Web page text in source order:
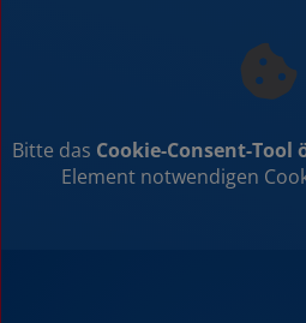
Bitte das Cookie-Consent-Tool
Element notwendigen